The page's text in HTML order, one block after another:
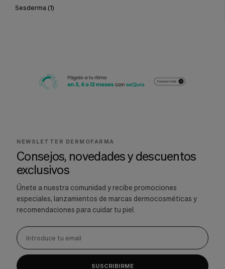
Sesderma (1)
NEWSLETTER DERMOFARMA
Consejos, novedades y descuentos
exclusivos
Únete a nuestra comunidad y recibe promociones
especiales, lanzamientos de marcas dermocosméticas y
recomendaciones para cuidar tu piel.
SUSCRIBIRME